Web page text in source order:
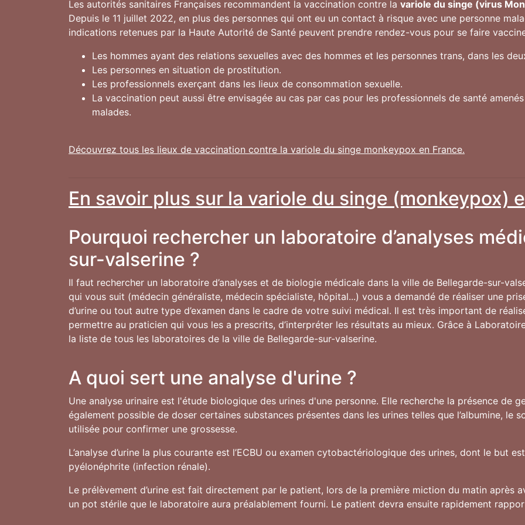
Les autorités sanitaires Françaises recommandent la vaccination contre la variole du singe (virus
Depuis le 11 juillet 2022, en plus des personnes qui ont eu un contact à risque avec une personne
indications retenues par la Haute Autorité de Santé peuvent prendre rendez-vous pour se faire
Les hommes ayant des relations sexuelles avec des hommes et les personnes trans, dans les
Les personnes en situation de prostitution.
Les professionnels exerçant dans les lieux de consommation sexuelle.
La vaccination peut aussi être envisagée au cas par cas pour les professionnels de santé
malades.
Découvrez tous les lieux de vaccination contre la variole du singe monkeypox en France.
En savoir plus sur la variole du singe (monkeypox)
Pourquoi rechercher un laboratoire d’analyses
sur-valserine ?
Il faut rechercher un laboratoire d’analyses et de biologie médicale dans la ville de Bellegarde-sur-
qui vous suit (médecin généraliste, médecin spécialiste, hôpital...) vous a demandé de réaliser une
d’urine ou tout autre type d’examen dans le cadre de votre suivi médical. Il est très important de
permettre au praticien qui vous les a prescrits, d’interpréter les résultats au mieux. Grâce à
la liste de tous les laboratoires de la ville de Bellegarde-sur-valserine.
A quoi sert une analyse d'urine ?
Une analyse urinaire est l'étude biologique des urines d'une personne. Elle recherche la présence de
également possible de doser certaines substances présentes dans les urines telles que l’albumine, le
utilisée pour confirmer une grossesse.
L’analyse d’urine la plus courante est l’ECBU ou examen cytobactériologique des urines, dont le but
pyélonéphrite (infection rénale).
Le prélèvement d’urine est fait directement par le patient, lors de la première miction du matin après
un pot stérile que le laboratoire aura préalablement fourni. Le patient devra ensuite rapidement